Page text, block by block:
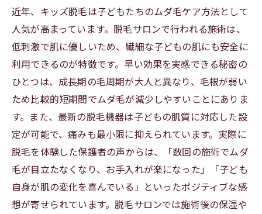
近年、キッズ脱毛は子どもたちのムダ毛ケア方法として
人気が高まっています。脱毛サロンで行われる施術は、
低刺激で肌に優しいため、繊細な子どもの肌にも安全に
利用できるのが特徴です。早い効果を実感できる秘密の
ひとつは、成長期の毛周期が大人と異なり、毛根が弱い
ため比較的短期間でムダ毛が減少しやすいことにありま
す。また、最新の脱毛機器は子どもの肌質に対応した設
定が可能で、痛みも最小限に抑えられています。実際に
脱毛を体験した保護者の声からは、「数回の施術でムダ
毛が目立たなくなり、お手入れが楽になった」「子ども
自身が肌の変化を喜んでいる」といったポジティブな感
想が寄せられています。脱毛サロンでは施術後の保湿や